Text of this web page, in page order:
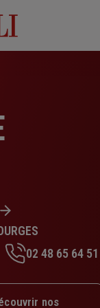
02 48 65 64 51
nos